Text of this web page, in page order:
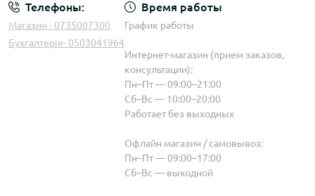
Телефоны:
Магазин - 0735007300
Бухгалтерія- 0503041964
Время работы
График работы
Интернет-магазин (прием заказов,
консультации):
Пн–Пт — 09:00–21:00
Сб–Вс — 10:00–20:00
Работает без выходных
Офлайн магазин / самовывоз:
Пн–Пт — 09:00–17:00
Сб–Вс — выходной